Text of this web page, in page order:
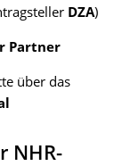
DZA)
Partner
über das
NHR-